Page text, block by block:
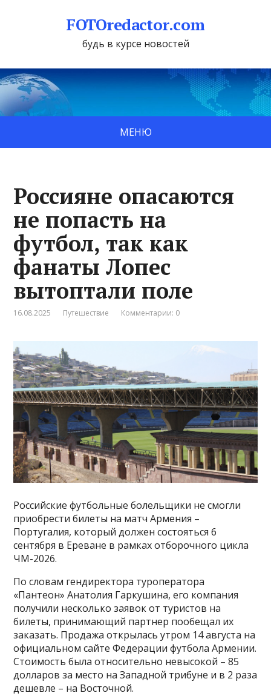
FOTOredactor.com
будь в курсе новостей
МЕНЮ
Россияне опасаются
не попасть на
футбол, так как
фанаты Лопес
вытоптали поле
16.08.2025 Путешествие Комментарии: 0
Российские футбольные болельщики не смогли
приобрести билеты на матч Армения­ –
Португалия, который должен состояться 6
сентября в Ереване в рамках отборочного цикла
ЧМ-2026.
По словам гендиректора туроператора
«Пантеон» Анатолия Гаркушина, его компания
получили несколько заявок от туристов на
билеты, принимающий партнер пообещал их
заказать. Продажа открылась утром 14 августа на
официальном сайте Федерации футбола Армении.
Стоимость была относительно невысокой – 85
долларов за место на Западной трибуне и в 2 раза
дешевле – на Восточной.